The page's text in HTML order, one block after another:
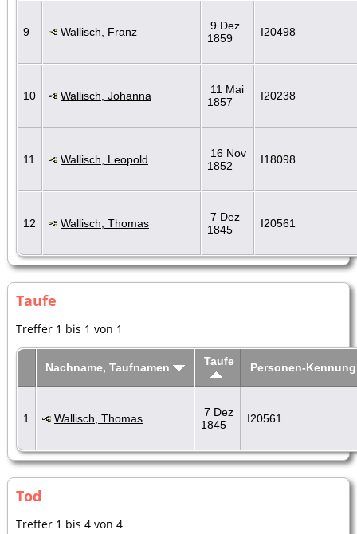
9 Wallisch, Franz
9 Dez
1859
I20498
10 Wallisch, Johanna
11 Mai
1857
I20238
11 Wallisch, Leopold
16 Nov
1852
I18098
12 Wallisch, Thomas
7 Dez
1845
I20561
Taufe
Treffer 1 bis 1 von 1
Nachname, Taufnamen Taufe Personen-Kennung
1 Wallisch, Thomas
7 Dez
1845
I20561
Tod
Treffer 1 bis 4 von 4